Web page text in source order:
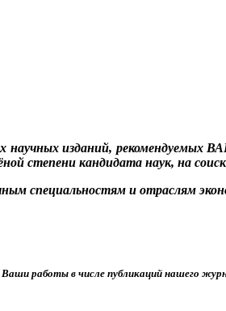
научных изданий, рекомендуемых
степени кандидата наук, на
специальностям и отраслям
работы в числе публикаций нашего